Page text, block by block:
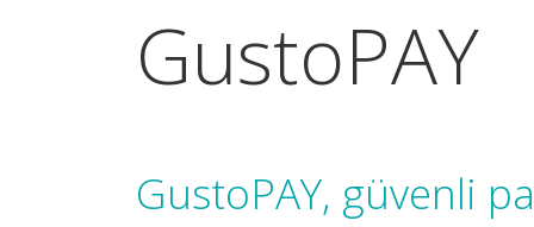
GustoPAY
GustoPAY, güvenli